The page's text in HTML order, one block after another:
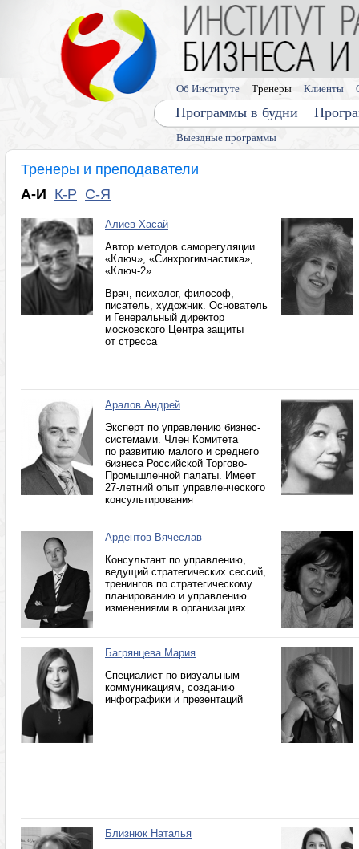
Выездные программы
Программы в будни
Об Институте Тренеры Клиенты
Тренеры и преподаватели
А-И К-Р С-Я
Алиев Хасай
Автор методов саморегуляции
«Ключ», «Синхрогимнастика»,
«Ключ-2»
Врач, психолог, философ,
писатель, художник. Основатель
и Генеральный директор
московского Центра защиты
от стресса
Аралов Андрей
Эксперт по управлению бизнес-
системами. Член Комитета
по развитию малого и среднего
бизнеса Российской Торгово-
Промышленной палаты. Имеет
27-летний опыт управленческого
консультирования
Ардентов Вячеслав
Консультант по управлению,
ведущий стратегических сессий,
тренингов по стратегическому
планированию и управлению
изменениями в организациях
Багрянцева Мария
Специалист по визуальным
коммуникациям, созданию
инфографики и презентаций
Близнюк Наталья